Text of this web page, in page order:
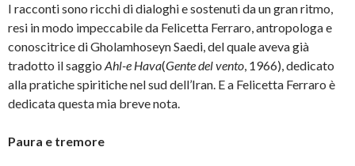
I racconti sono ricchi di dialoghi e sostenuti da un gran ritmo,
resi in modo impeccabile da Felicetta Ferraro, antropologa e
conoscitrice di Gholamhoseyn Saedi, del quale aveva già
tradotto il saggio Ahl-e Hava(Gente del vento, 1966), dedicato
alla pratiche spiritiche nel sud dell’Iran. E a Felicetta Ferraro è
dedicata questa mia breve nota.
Paura e tremore